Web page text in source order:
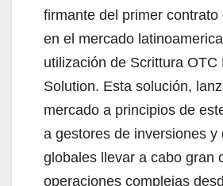
firmante del primer contrato
en el mercado
utilización de Scrittura OTC
Solution. Esta solución,
mercado a principios de
a gestores de inversiones y
globales llevar a cabo gran
operaciones complejas